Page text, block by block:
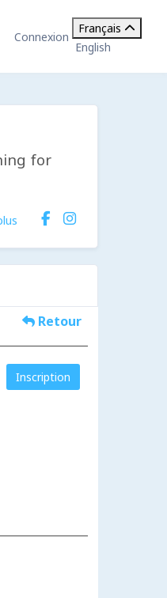
Connexion
Français
English
for
Retour
Inscription